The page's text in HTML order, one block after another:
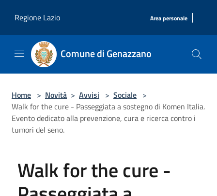
Regione Lazio
Area personale |
Comune di Genazzano
Home > Novità > Avvisi > Sociale >
Walk for the cure - Passeggiata a sostegno di Komen Italia.
Evento dedicato alla prevenzione, cura e ricerca contro i
tumori del seno.
Walk for the cure -